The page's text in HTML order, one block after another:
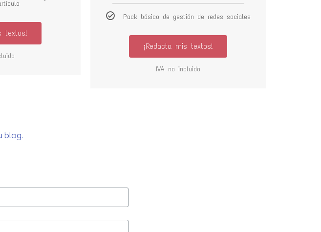
textos!
Pack básico de gestión de redes sociales
¡Redacta mis textos!
IVA no incluido
blog.